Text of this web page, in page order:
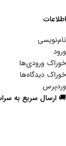
اطلاعات
نام‌نویسی
ورود
خوراک ورودی‌ها
خوراک دیدگاه‌ها
وردپرس
🚚 ارسال سریع به سراسر کشور ✅